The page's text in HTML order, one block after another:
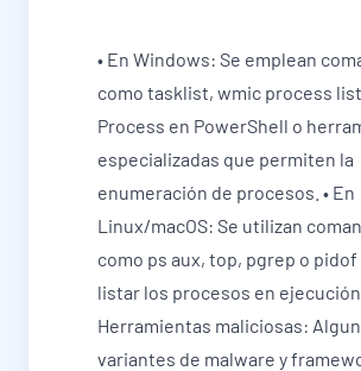
• En Windows: Se emplean
como tasklist, wmic process
Process en PowerShell o
especializadas que permiten la
enumeración de procesos. • En
Linux/macOS: Se utilizan
como ps aux, top, pgrep o pidof
listar los procesos en
Herramientas maliciosas:
variantes de malware y